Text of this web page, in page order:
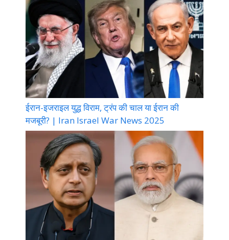
ईरान-इजराइल युद्ध विराम, ट्रंप की चाल या ईरान की
मजबूरी? | Iran Israel War News 2025